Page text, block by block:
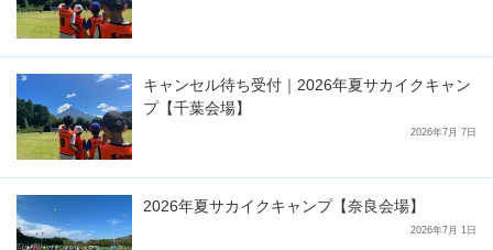
キャンセル待ち受付｜2026年夏サカイクキャン
プ【千葉会場】
2026年7月 7日
2026年夏サカイクキャンプ【奈良会場】
2026年7月 1日